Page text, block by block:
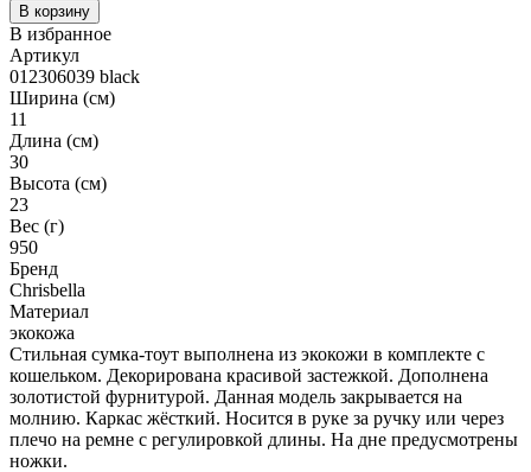
В корзину
В избранное
Артикул
012306039 black
Ширина (см)
11
Длина (см)
30
Высота (см)
23
Вес (г)
950
Бренд
Chrisbella
Материал
экокожа
Стильная сумка-тоут выполнена из экокожи в комплекте с
кошельком. Декорирована красивой застежкой. Дополнена
золотистой фурнитурой. Данная модель закрывается на
молнию. Каркас жёсткий. Носится в руке за ручку или через
плечо на ремне с регулировкой длины. На дне предусмотрены
ножки.